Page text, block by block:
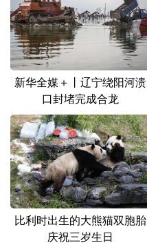
新华全媒＋丨辽宁绕阳河溃
口封堵完成合龙
比利时出生的大熊猫双胞胎
庆祝三岁生日